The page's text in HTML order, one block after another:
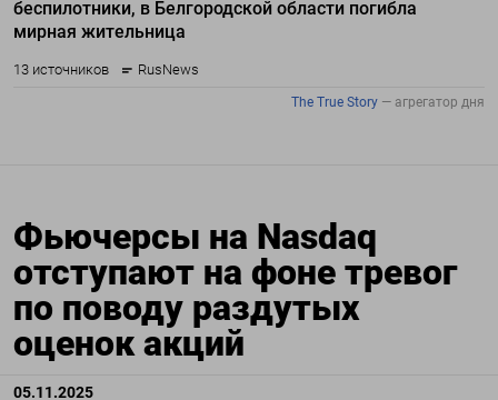
Фьючерсы на Nasdaq
отступают на фоне тревог
по поводу раздутых
оценок акций
05.11.2025